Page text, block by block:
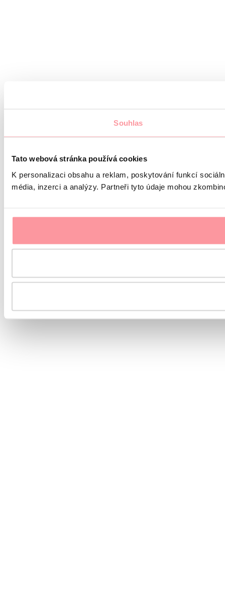
Souhlas
Tato webová stránka používá cookies
K personalizaci obsahu a reklam, poskytování funkcí
média, inzerci a analýzy. Partneři tyto údaje mohou